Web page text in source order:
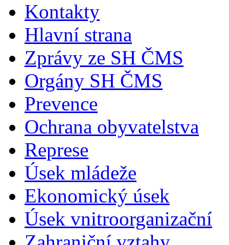
Kontakty
Hlavní strana
Zprávy ze SH ČMS
Orgány SH ČMS
Prevence
Ochrana obyvatelstva
Represe
Úsek mládeže
Ekonomický úsek
Úsek vnitroorganizační